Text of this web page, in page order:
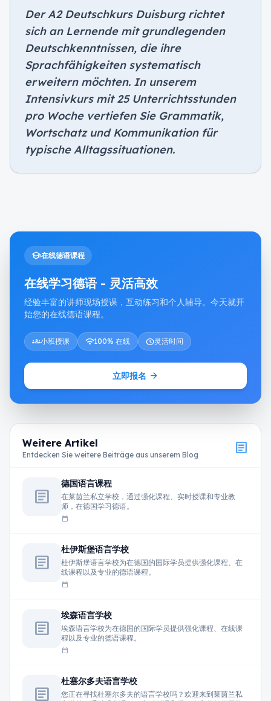
Der A2 Deutschkurs Duisburg richtet
sich an Lernende mit grundlegenden
Deutschkenntnissen, die ihre
Sprachfähigkeiten systematisch
erweitern möchten. In unserem
Intensivkurs mit 25 Unterrichtsstunden
pro Woche vertiefen Sie Grammatik,
Wortschatz und Kommunikation für
typische Alltagssituationen.
school在线德语课程
在线学习德语 - 灵活高效
经验丰富的讲师现场授课，互动练习和个人辅导。今天就开
始您的在线德语课程。
groups小班授课 wifi100% 在线 schedule灵活时间
立即报名 arrow_forward
Weitere Artikel
Entdecken Sie weitere Beiträge aus unserem Blog article
article
德国语言课程
在莱茵兰私立学校，通过强化课程、实时授课和专业教
师，在德国学习德语。
calendar_today
article
杜伊斯堡语言学校
杜伊斯堡语言学校为在德国的国际学员提供强化课程、在
线课程以及专业的德语课程。
calendar_today
article
埃森语言学校
埃森语言学校为在德国的国际学员提供强化课程、在线课
程以及专业的德语课程。
calendar_today
article
杜塞尔多夫语言学校
您正在寻找杜塞尔多夫的语言学校吗？欢迎来到莱茵兰私